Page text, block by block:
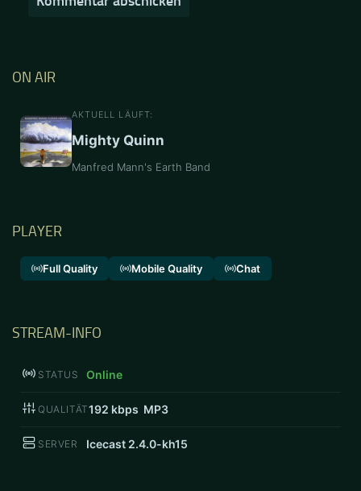
ON AIR
AKTUELL LÄUFT:
Mighty Quinn
Manfred Mann's Earth Band
PLAYER
Full Quality Mobile Quality Chat
STREAM-INFO
STATUS Online
QUALITÄT192 kbps MP3
SERVER Icecast 2.4.0-kh15